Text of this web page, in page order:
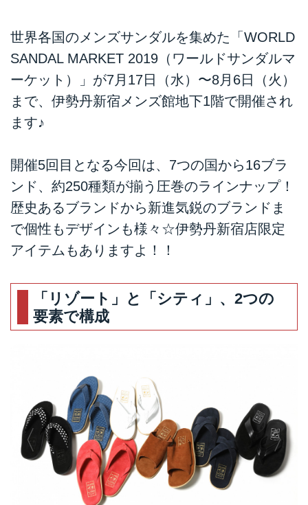
世界各国のメンズサンダルを集めた「WORLD
SANDAL MARKET 2019（ワールドサンダルマ
ーケット）」が7月17日（水）〜8月6日（火）
まで、伊勢丹新宿メンズ館地下1階で開催され
ます♪
開催5回目となる今回は、7つの国から16ブラ
ンド、約250種類が揃う圧巻のラインナップ！
歴史あるブランドから新進気鋭のブランドま
で個性もデザインも様々☆伊勢丹新宿店限定
アイテムもありますよ！！
「リゾート」と「シティ」、2つの
要素で構成